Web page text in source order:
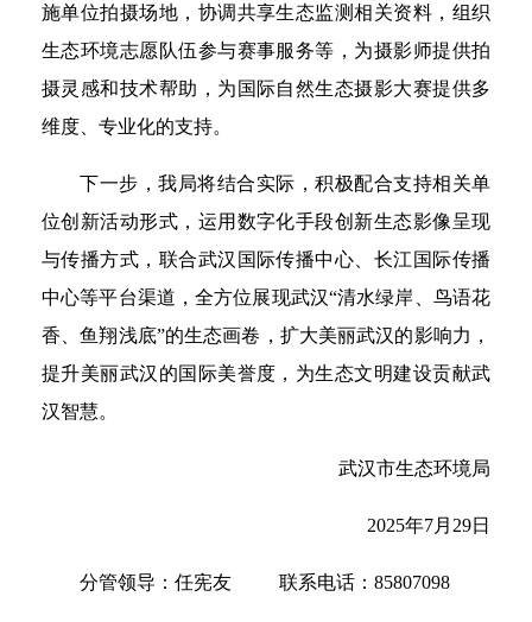
施单位拍摄场地，协调共享生态监测相关资料，组织
生态环境志愿队伍参与赛事服务等，为摄影师提供拍
摄灵感和技术帮助，为国际自然生态摄影大赛提供多
维度、专业化的支持。
下一步，我局将结合实际，积极配合支持相关单
位创新活动形式，运用数字化手段创新生态影像呈现
与传播方式，联合武汉国际传播中心、长江国际传播
中心等平台渠道，全方位展现武汉“清水绿岸、鸟语花
香、鱼翔浅底”的生态画卷，扩大美丽武汉的影响力，
提升美丽武汉的国际美誉度，为生态文明建设贡献武
汉智慧。
武汉市生态环境局
2025年7月29日
分管领导：任宪友 联系电话：85807098